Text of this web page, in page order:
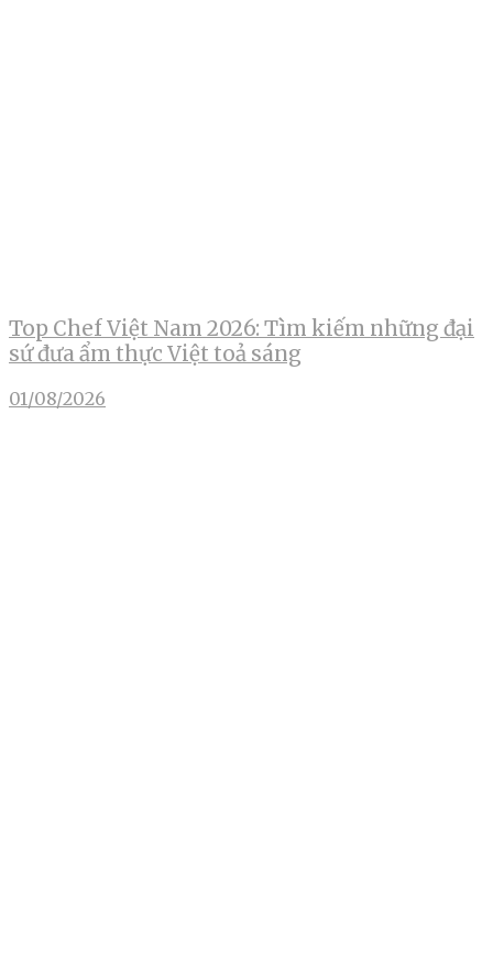
Top Chef Việt Nam 2026: Tìm kiếm những đại
sứ đưa ẩm thực Việt toả sáng
01/08/2026